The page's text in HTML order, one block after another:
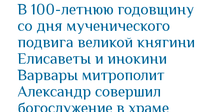
В 100-летнюю годовщину
со дня мученического
подвига великой княгини
Елисаветы и инокини
Варвары митрополит
Александр совершил
богослужение в храме